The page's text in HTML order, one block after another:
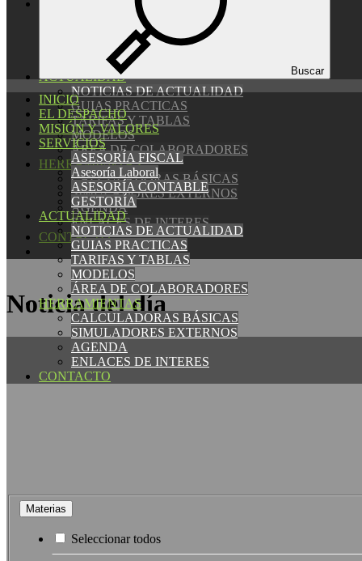
Buscar
INICIO
EL DESPACHO
MISIÓN Y VALORES
SERVICIOS
ASESORÍA FISCAL
Asesoría Laboral
ASESORÍA CONTABLE
GESTORÍA
ACTUALIDAD
NOTICIAS DE ACTUALIDAD
GUIAS PRACTICAS
TARIFAS Y TABLAS
MODELOS
ÁREA DE COLABORADORES
HERRAMIENTAS
CALCULADORAS BÁSICAS
SIMULADORES EXTERNOS
AGENDA
ENLACES DE INTERES
CONTACTO
ASESORÍA FISCAL
Asesoría Laboral
ASESORÍA CONTABLE
GESTORÍA
ACTUALIDAD
NOTICIAS DE ACTUALIDAD
GUIAS PRACTICAS
TARIFAS Y TABLAS
MODELOS
ÁREA DE COLABORADORES
HERRAMIENTAS
CALCULADORAS BÁSICAS
SIMULADORES EXTERNOS
AGENDA
ENLACES DE INTERES
CONTACTO
Noticia del día
Materias
Seleccionar todos